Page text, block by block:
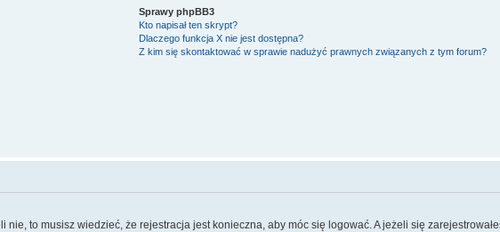
Sprawy phpBB3
Kto napisał ten skrypt?
Dlaczego funkcja X nie jest dostępna?
Z kim się skontaktować w sprawie nadużyć prawnych związanych z tym forum?
to musisz wiedzieć, że rejestracja jest konieczna, aby móc się logować. A jeżeli się